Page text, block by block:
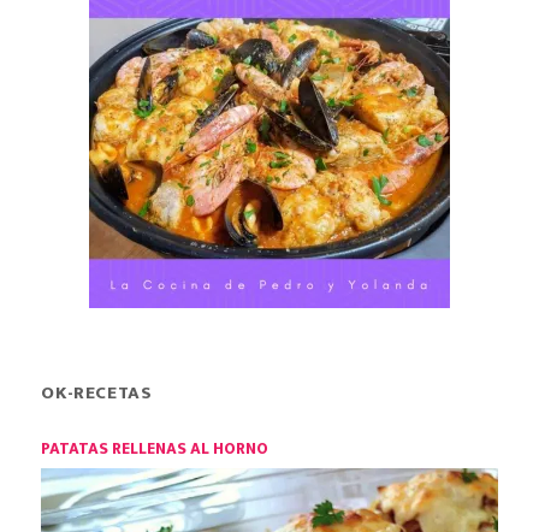
OK-RECETAS
PATATAS RELLENAS AL HORNO